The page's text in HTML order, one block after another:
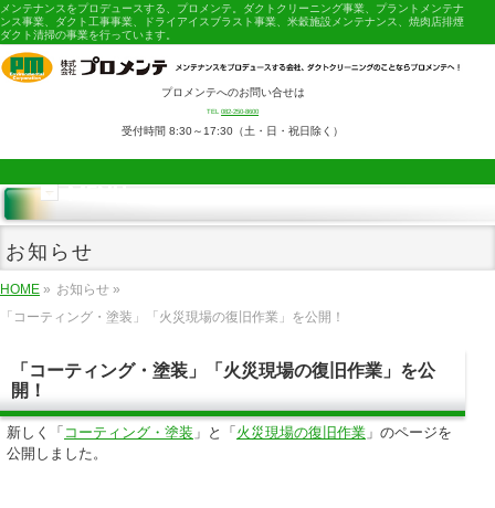
メンテナンスをプロデュースする、プロメンテ。ダクトクリーニング事業、プラントメンテナ
ンス事業、ダクト工事事業、ドライアイスブラスト事業、米穀施設メンテナンス、焼肉店排煙
ダクト清掃の事業を行っています。
プロメンテへのお問い合せは
TEL082-250-8600
受付時間 8:30～17:30（土・日・祝日除く）
お知らせ
HOME » お知らせ »
「コーティング・塗装」「火災現場の復旧作業」を公開！
「コーティング・塗装」「火災現場の復旧作業」を公
開！
新しく「 コーティング・塗装 」と「 火災現場の復旧作業 」のページを
公開しました。